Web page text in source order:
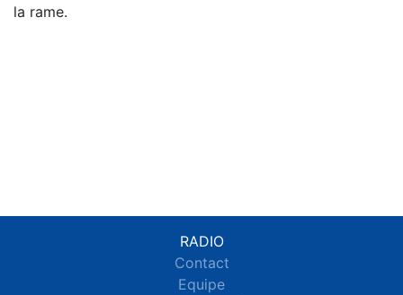
la rame.
RADIO
Contact
Equipe